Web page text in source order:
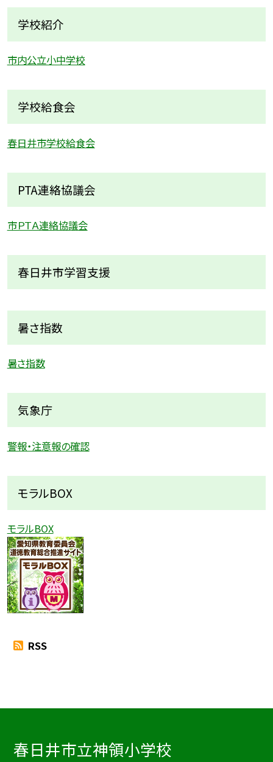
学校紹介
市内公立小中学校
学校給食会
春日井市学校給食会
PTA連絡協議会
市ＰＴＡ連絡協議会
春日井市学習支援
暑さ指数
暑さ指数
気象庁
警報・注意報の確認
モラルBOX
モラルBOX
RSS
春日井市立神領小学校